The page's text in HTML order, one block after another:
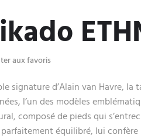
aux favoris
signature d’Alain van Havre, la
l’un des modèles
composé de pieds qui
parfaitement équilibré, lui